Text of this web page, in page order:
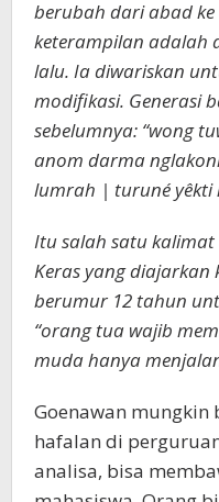
berubah dari abad
keterampilan adalah
lalu. Ia diwariskan
modifikasi. Generasi
sebelumnya: “wong
anom darma
lumrah | turuné yêkti
Itu salah satu
Keras yang diajarkan
berumur 12 tahun
“orang tua wajib
muda hanya
Goenawan mungkin
hafalan di
analisa, bisa